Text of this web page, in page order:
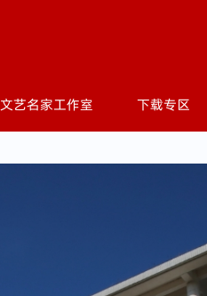
文艺名家工作室 下载专区